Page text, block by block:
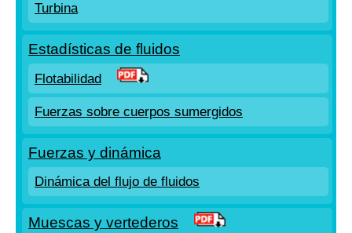
Turbina
Estadísticas de fluidos
Flotabilidad
Fuerzas sobre cuerpos sumergidos
Fuerzas y dinámica
Dinámica del flujo de fluidos
Muescas y vertederos